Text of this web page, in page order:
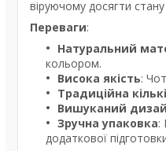
віруючому досягти
Переваги:
Натуральний
кольором.
Висока якість:
Традиційна
Вишуканий
Зручна упаковка:
додаткової